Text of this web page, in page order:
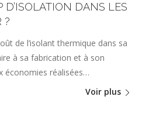
D’ISOLATION DANS LES
?
de l’isolant thermique dans sa
à sa fabrication et à son
économies réalisées…
Voir plus